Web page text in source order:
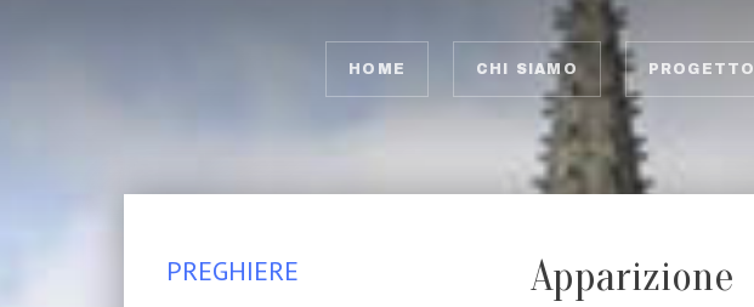
HOME CHI SIAMO PROGETTO
PREGHIERE Apparizione